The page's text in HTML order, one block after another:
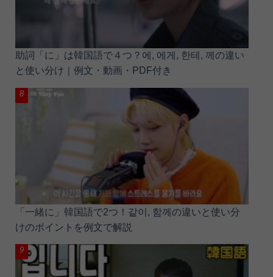
助詞「に」は韓国語で４つ？에, 에게, 한테, 께の違い
と使い分け｜例文・動画・PDF付き
「一緒に」韓国語で2つ！같이, 함께の違いと使い分
けのポイントを例文で解説